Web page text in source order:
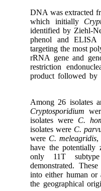
DNA was extracted
which initially
identified by Ziehl-
phenol and
targeting the most
rRNA gene and
restriction
product followed
Cryptosporidium
isolates wereC.
isolates wereC.
wereC.
have the
only 11T
demonstrated.
into either human
the geographical